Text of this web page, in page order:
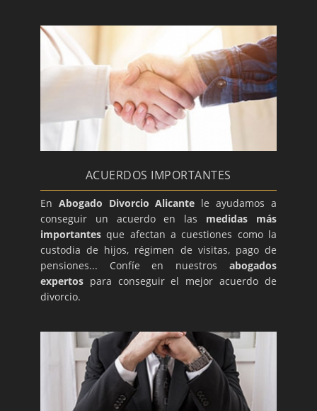
ACUERDOS IMPORTANTES
En Abogado Divorcio Alicante le ayudamos a
conseguir un acuerdo en las medidas más
importantesque afectan a cuestiones como la
custodia de hijos, régimen de visitas, pago de
pensiones... Confíe en nuestros abogados
expertos para conseguir el mejor acuerdo de
divorcio.